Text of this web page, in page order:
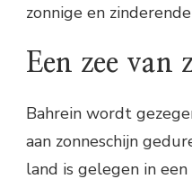
zonnige en
Een zee van
Bahrein wordt
aan zonneschijn
land is gelegen in